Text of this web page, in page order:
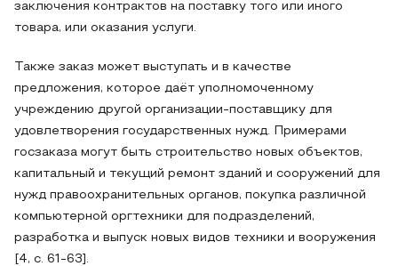
заключения контрактов на поставку того или иного
товара, или оказания услуги.
Также заказ может выступать и в качестве
предложения, которое даёт уполномоченному
учреждению другой организации-поставщику для
удовлетворения государственных нужд. Примерами
госзаказа могут быть строительство новых объектов,
капитальный и текущий ремонт зданий и сооружений для
нужд правоохранительных органов, покупка различной
компьютерной оргтехники для подразделений,
разработка и выпуск новых видов техники и вооружения
[4, с. 61-63].